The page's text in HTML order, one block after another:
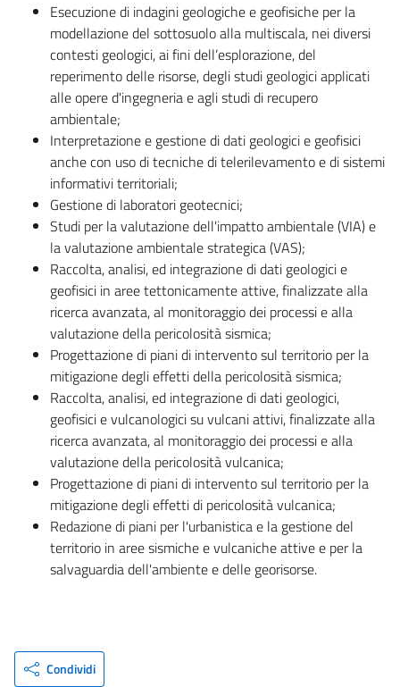
Esecuzione di indagini geologiche e geofisiche per la
modellazione del sottosuolo alla multiscala, nei diversi
contesti geologici, ai fini dell’esplorazione, del
reperimento delle risorse, degli studi geologici applicati
alle opere d'ingegneria e agli studi di recupero
ambientale;
Interpretazione e gestione di dati geologici e geofisici
anche con uso di tecniche di telerilevamento e di sistemi
informativi territoriali;
Gestione di laboratori geotecnici;
Studi per la valutazione dell'impatto ambientale (VIA) e
la valutazione ambientale strategica (VAS);
Raccolta, analisi, ed integrazione di dati geologici e
geofisici in aree tettonicamente attive, finalizzate alla
ricerca avanzata, al monitoraggio dei processi e alla
valutazione della pericolosità sismica;
Progettazione di piani di intervento sul territorio per la
mitigazione degli effetti della pericolosità sismica;
Raccolta, analisi, ed integrazione di dati geologici,
geofisici e vulcanologici su vulcani attivi, finalizzate alla
ricerca avanzata, al monitoraggio dei processi e alla
valutazione della pericolosità vulcanica;
Progettazione di piani di intervento sul territorio per la
mitigazione degli effetti di pericolosità vulcanica;
Redazione di piani per l'urbanistica e la gestione del
territorio in aree sismiche e vulcaniche attive e per la
salvaguardia dell'ambiente e delle georisorse.
Condividi